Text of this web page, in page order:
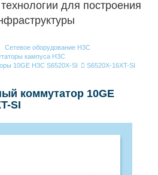
для построения
Сетевое оборудование H3C
кампуса H3C
10GE H3C S6520X-SI
S6520X-16XT-SI
коммутатор 10GE
SI